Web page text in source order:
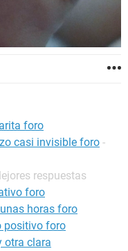
foro
casi invisible foro -
respuestas
foro
horas foro
positivo foro
otra clara